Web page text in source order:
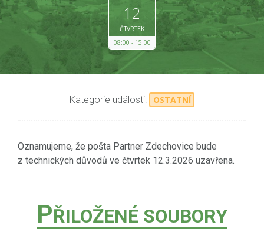
12
ČTVRTEK
08:00
15:00
Kategorie události: OSTATNÍ
Oznamujeme, že pošta Partner Zdechovice bude
z technických důvodů ve čtvrtek 12.3.2026 uzavřena.
PŘILOŽENÉ SOUBORY